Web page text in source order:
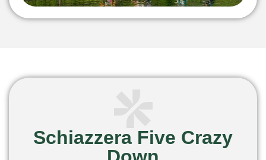
Schiazzera Five Crazy